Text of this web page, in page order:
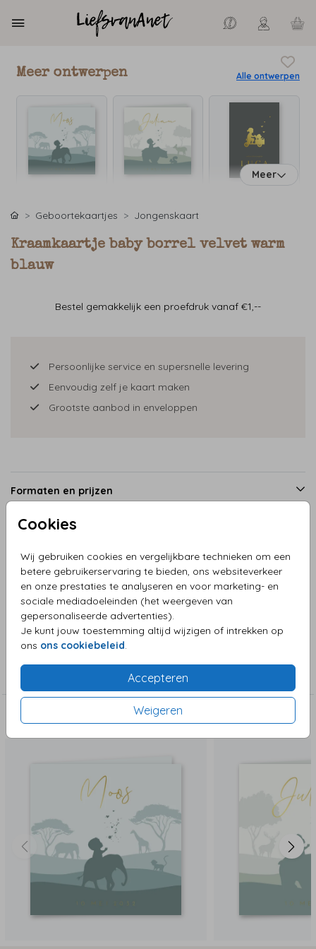
Cookies
Wij gebruiken cookies en vergelijkbare technieken om een
betere gebruikerservaring te bieden, ons websiteverkeer
en onze prestaties te analyseren en voor marketing- en
sociale mediadoeleinden (het weergeven van
gepersonaliseerde advertenties).
Je kunt jouw toestemming altijd wijzigen of intrekken op
ons ons cookiebeleid
Accepteren
Weigeren
Meer ontwerpen Alle ontwerpen
Meer
Geboortekaartjes Jongenskaart
Kraamkaartje baby borrel velvet warm
blauw
Bestel gemakkelijk een proefdruk vanaf €1,--
Persoonlijke service en supersnelle levering
Eenvoudig zelf je kaart maken
Grootste aanbod in enveloppen
Formaten en prijzen
Omschrijving
Kraamkaartje baby borrel velvet warm blauw
Collectie
Deze zijn ook leuk!